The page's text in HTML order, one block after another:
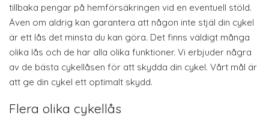
tillbaka pengar på hemförsäkringen vid en eventuell stöld.
Även om aldrig kan garantera att någon inte stjäl din cykel
är ett lås det minsta du kan göra. Det finns väldigt många
olika lås och de har alla olika funktioner. Vi erbjuder några
av de bästa cykellåsen för att skydda din cykel. Vårt mål är
att ge din cykel ett optimalt skydd.
Flera olika cykellås